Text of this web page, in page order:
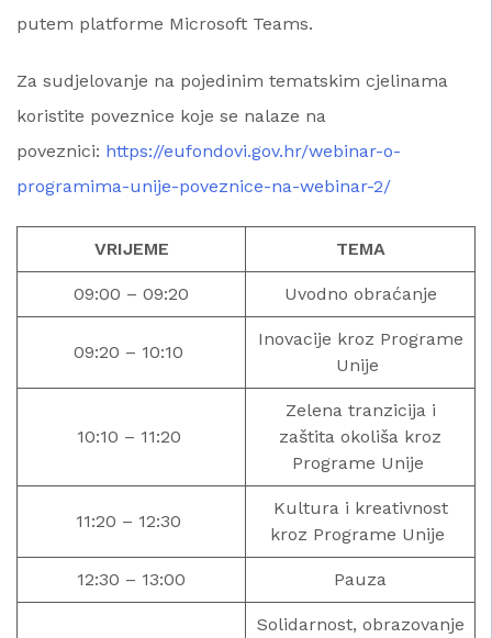
putem platforme Microsoft Teams.
Za sudjelovanje na pojedinim tematskim cjelinama
koristite poveznice koje se nalaze na
poveznici: https://eufondovi.gov.hr/webinar-o-
programima-unije-poveznice-na-webinar-2/
VRIJEME TEMA
09:00 – 09:20 Uvodno obraćanje
09:20 – 10:10
Inovacije kroz Programe
Unije
10:10 – 11:20
Zelena tranzicija i
zaštita okoliša kroz
Programe Unije
11:20 – 12:30
Kultura i kreativnost
kroz Programe Unije
12:30 – 13:00 Pauza
Solidarnost, obrazovanje